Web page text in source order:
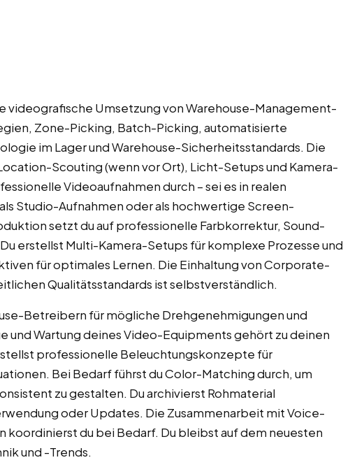
videografische Umsetzung von Warehouse-Management-
Zone-Picking, Batch-Picking, automatisierte
im Lager und Warehouse-Sicherheitsstandards. Die
Scouting (wenn vor Ort), Licht-Setups und Kamera-
Videoaufnahmen durch – sei es in realen
Studio-Aufnahmen oder als hochwertige Screen-
setzt du auf professionelle Farbkorrektur, Sound-
erstellst Multi-Kamera-Setups für komplexe Prozesse und
für optimales Lernen. Die Einhaltung von Corporate-
Qualitätsstandards ist selbstverständlich.
Betreibern für mögliche Drehgenehmigungen und
und Wartung deines Video-Equipments gehört zu deinen
professionelle Beleuchtungskonzepte für
Bei Bedarf führst du Color-Matching durch, um
zu gestalten. Du archivierst Rohmaterial
oder Updates. Die Zusammenarbeit mit Voice-
koordinierst du bei Bedarf. Du bleibst auf dem neuesten
und -Trends.